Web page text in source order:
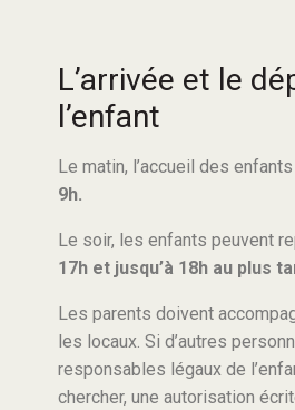
L’arrivée et le
l’enfant
Le matin, l’accueil des
9h.
Le soir, les enfants peuvent
17h et jusqu’à 18h au plus
Les parents doivent
les locaux. Si d’autres
responsables légaux de
chercher, une autorisation